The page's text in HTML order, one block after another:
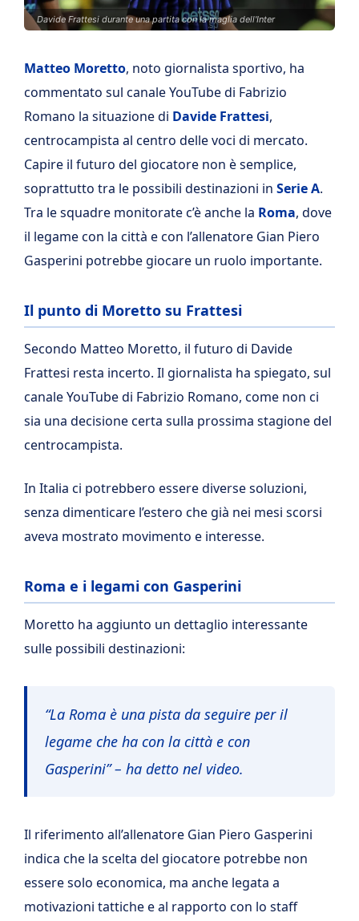
Davide Frattesi durante una partita con la maglia dell'Inter
Matteo Moretto, noto giornalista sportivo, ha
commentato sul canale YouTube di Fabrizio
Romano la situazione di Davide Frattesi,
centrocampista al centro delle voci di mercato.
Capire il futuro del giocatore non è semplice,
soprattutto tra le possibili destinazioni in Serie A.
Tra le squadre monitorate c’è anche la Roma, dove
il legame con la città e con l’allenatore Gian Piero
Gasperini potrebbe giocare un ruolo importante.
Il punto di Moretto su Frattesi
Secondo Matteo Moretto, il futuro di Davide
Frattesi resta incerto. Il giornalista ha spiegato, sul
canale YouTube di Fabrizio Romano, come non ci
sia una decisione certa sulla prossima stagione del
centrocampista.
In Italia ci potrebbero essere diverse soluzioni,
senza dimenticare l’estero che già nei mesi scorsi
aveva mostrato movimento e interesse.
Roma e i legami con Gasperini
Moretto ha aggiunto un dettaglio interessante
sulle possibili destinazioni:
“La Roma è una pista da seguire per il
legame che ha con la città e con
Gasperini” – ha detto nel video.
Il riferimento all’allenatore Gian Piero Gasperini
indica che la scelta del giocatore potrebbe non
essere solo economica, ma anche legata a
motivazioni tattiche e al rapporto con lo staff